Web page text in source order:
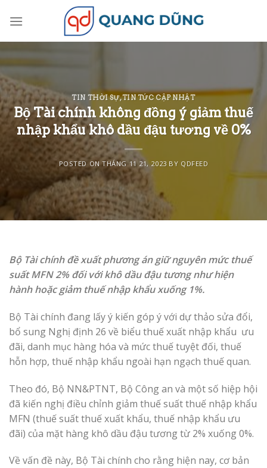
TIN THỜI SỰ,TIN TỨC CẬP NHẬT
Bộ Tài chính không đồng ý giảm thuế
nhập khẩu khô dầu đậu tương về 0%
POSTED ONTHÁNG 11 21, 2023 BY QDFEED
Bộ Tài chính đề xuất phương án giữ nguyên mức thuế
suất MFN 2% đối với khô dầu đậu tương như hiện
hành hoặc giảm thuế nhập khẩu xuống 1%.
Bộ Tài chính đang lấy ý kiến góp ý với dự thảo sửa đổi,
bổ sung Nghị định 26 về biểu thuế xuất nhập khẩu ưu
đãi, danh mục hàng hóa và mức thuế tuyệt đối, thuế
hỗn hợp, thuế nhập khẩu ngoài hạn ngạch thuế quan.
Theo đó, Bộ NN&PTNT, Bộ Công an và một số hiệp hội
đã kiến nghị điều chỉnh giảm thuế suất thuế nhập khẩu
MFN (thuế suất thuế xuất khẩu, thuế nhập khẩu ưu
đãi) của mặt hàng khô dầu đậu tương từ 2% xuống 0%.
Về vấn đề này, Bộ Tài chính cho rằng hiện nay, cơ bản